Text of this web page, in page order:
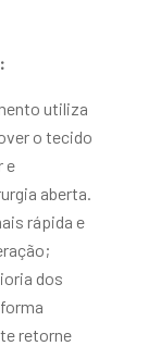
utiliza
o tecido
e
aberta.
rápida e
dos
retorne